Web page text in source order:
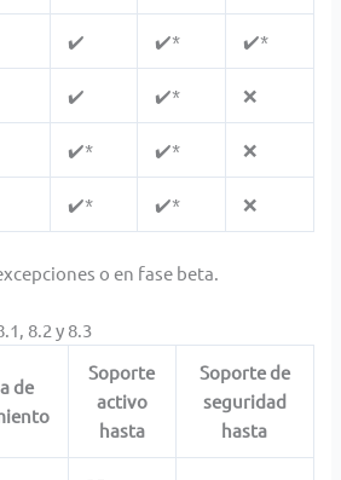
✔️ ✔️* ✔️*
✔️ ✔️* ❌
✔️* ✔️* ❌
✔️* ✔️* ❌
o en fase beta.
8.2 y 8.3
de
Soporte
activo
hasta
Soporte de
seguridad
hasta